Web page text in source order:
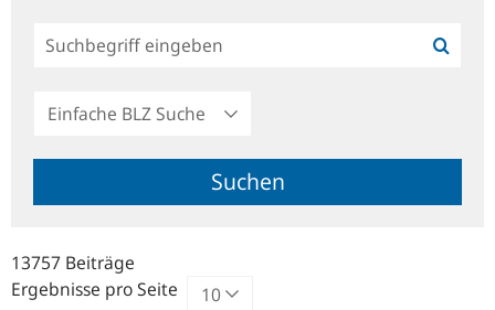
Einfache
Suche
Suchen
13757 Beiträge
Ergebnisse pro Seite